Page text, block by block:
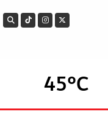
45°C